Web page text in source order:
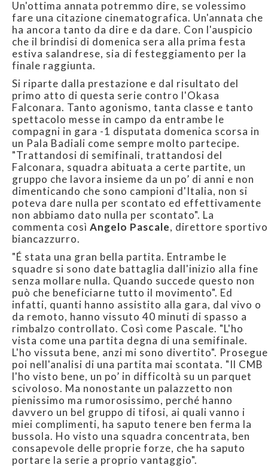
Un'ottima annata potremmo dire, se volessimo
fare una citazione cinematografica. Un'annata che
ha ancora tanto da dire e da dare. Con l'auspicio
che il brindisi di domenica sera alla prima festa
estiva salandrese, sia di festeggiamento per la
finale raggiunta.
Si riparte dalla prestazione e dal risultato del
primo atto di questa serie contro l'Okasa
Falconara. Tanto agonismo, tanta classe e tanto
spettacolo messe in campo da entrambe le
compagni in gara -1 disputata domenica scorsa in
un Pala Badiali come sempre molto partecipe.
"Trattandosi di semifinali, trattandosi del
Falconara, squadra abituata a certe partite, un
gruppo che lavora insieme da un po’ di anni e non
dimenticando che sono campioni d'Italia, non si
poteva dare nulla per scontato ed effettivamente
non abbiamo dato nulla per scontato". La
commenta così Angelo Pascale, direttore sportivo
biancazzurro.
"É stata una gran bella partita. Entrambe le
squadre si sono date battaglia dall'inizio alla fine
senza mollare nulla. Quando succede questo non
può che beneficiarne tutto il movimento". Ed
infatti, quanti hanno assistito alla gara, dal vivo o
da remoto, hanno vissuto 40 minuti di spasso a
rimbalzo controllato. Così come Pascale. "L'ho
vista come una partita degna di una semifinale.
L'ho vissuta bene, anzi mi sono divertito". Prosegue
poi nell'analisi di una partita mai scontata. "Il CMB
l'ho visto bene, un po’ in difficoltà su un parquet
scivoloso. Ma nonostante un palazzetto non
pienissimo ma rumorosissimo, perché hanno
davvero un bel gruppo di tifosi, ai quali vanno i
miei complimenti, ha saputo tenere ben ferma la
bussola. Ho visto una squadra concentrata, ben
consapevole delle proprie forze, che ha saputo
portare la serie a proprio vantaggio".